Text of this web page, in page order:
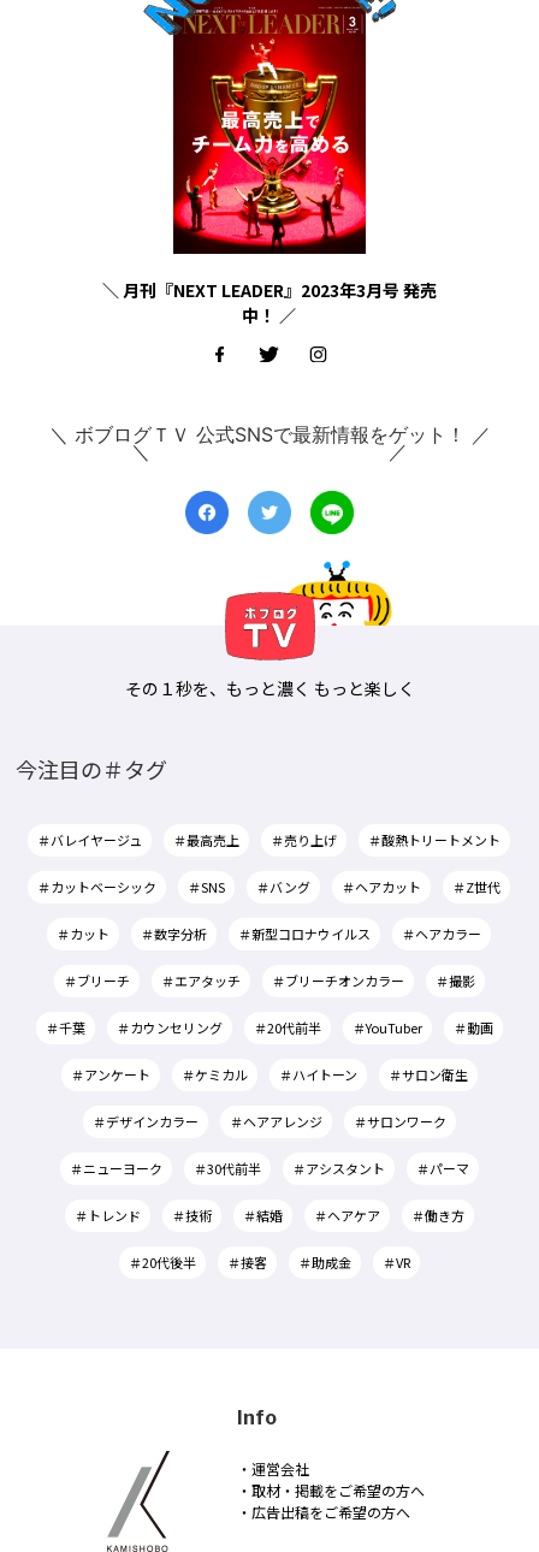
＼ 月刊『NEXT LEADER』2023年3月号 発売
中！ ／
＼ ボブログＴＶ 公式SNSで最新情報をゲット！ ／
その１秒を、もっと濃く もっと楽しく
今注目の＃タグ
＃バレイヤージュ ＃最高売上 ＃売り上げ ＃酸熱トリートメント
＃カットベーシック ＃SNS ＃バング ＃ヘアカット ＃Z世代
＃カット ＃数字分析 ＃新型コロナウイルス ＃ヘアカラー
＃ブリーチ ＃エアタッチ ＃ブリーチオンカラー ＃撮影
＃千葉 ＃カウンセリング ＃20代前半 ＃YouTuber ＃動画
＃アンケート ＃ケミカル ＃ハイトーン ＃サロン衛生
＃デザインカラー ＃ヘアアレンジ ＃サロンワーク
＃ニューヨーク ＃30代前半 ＃アシスタント ＃パーマ
＃トレンド ＃技術 ＃結婚 ＃ヘアケア ＃働き方
＃20代後半 ＃接客 ＃助成金 ＃VR
Info
・運営会社
・取材・掲載をご希望の方へ
・広告出稿をご希望の方へ